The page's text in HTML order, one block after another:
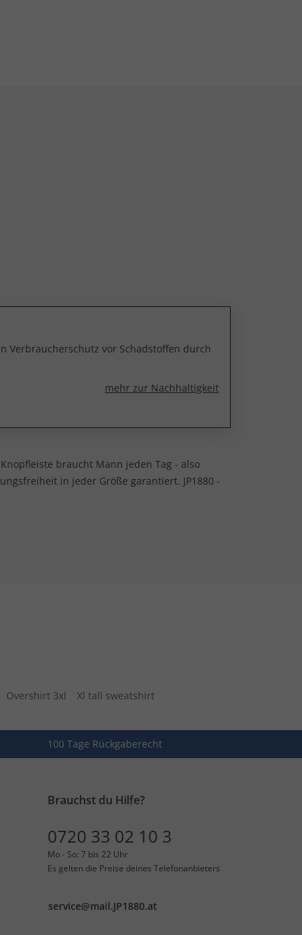
Verbraucherschutz vor Schadstoffen durch
mehr zur Nachhaltigkeit
braucht Mann jeden Tag - also
in jeder Größe garantiert. JP1880 -
Overshirt 3xl Xl tall sweatshirt
100 Tage Rückgaberecht
Brauchst du Hilfe?
0720 33 02 10 3
Mo - So: 7 bis 22 Uhr
Es gelten die Preise deines Telefonanbieters
service@mail.JP1880.at